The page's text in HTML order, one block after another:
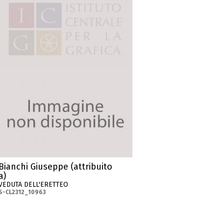
Bianchi Giuseppe (attribuito
DELL'ERETTEO
CL2312_10963